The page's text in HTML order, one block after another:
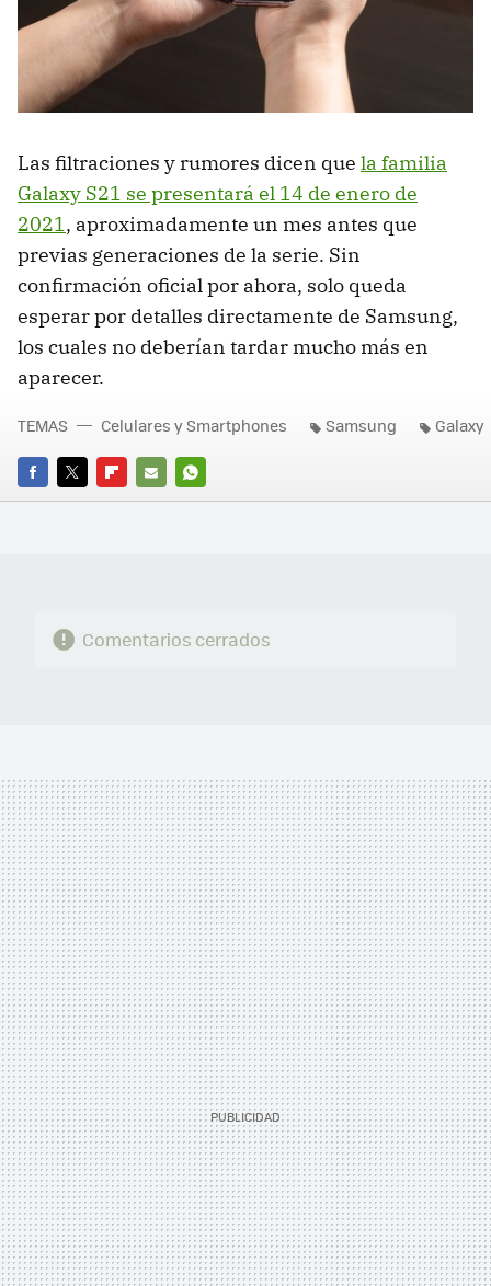
Las filtraciones y rumores dicen que la familia
Galaxy S21 se presentará el 14 de enero de
2021, aproximadamente un mes antes que
previas generaciones de la serie. Sin
confirmación oficial por ahora, solo queda
esperar por detalles directamente de Samsung,
los cuales no deberían tardar mucho más en
aparecer.
FACEBOOK
TWITTERFLIPBOARD
E-
WHATSAPP
TEMAS Celulares y Smartphones Samsung Galaxy
Comentarios cerrados